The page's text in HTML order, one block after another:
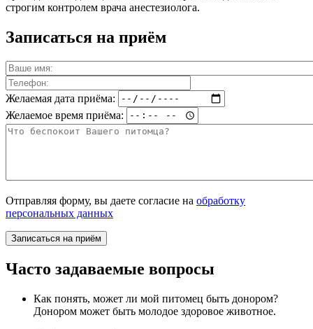
строгим контролем врача анестезиолога.
Записаться на приём
Желаемая дата приёма:
Желаемое время приёма:
Отправляя форму, вы даете согласие на обработку
персональных данных
Часто задаваемые вопросы
Как понять, может ли мой питомец быть донором?
Донором может быть молодое здоровое животное.